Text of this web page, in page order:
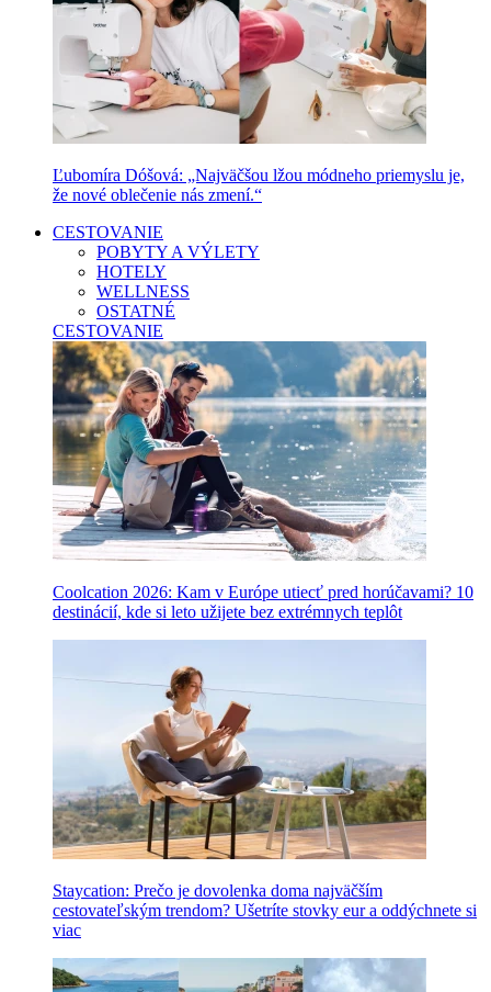
Ľubomíra Dóšová: „Najväčšou lžou módneho priemyslu je,
že nové oblečenie nás zmení.“
CESTOVANIE
POBYTY A VÝLETY
HOTELY
WELLNESS
OSTATNÉ
CESTOVANIE
Coolcation 2026: Kam v Európe utiecť pred horúčavami? 10
destinácií, kde si leto užijete bez extrémnych teplôt
Staycation: Prečo je dovolenka doma najväčším
cestovateľským trendom? Ušetríte stovky eur a oddýchnete si
viac